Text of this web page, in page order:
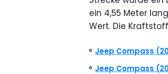
ein 4,55 Meter
Wert. Die
Jeep Compass
Jeep Compass